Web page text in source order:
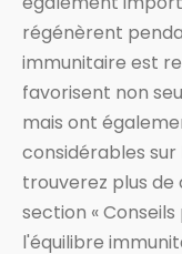
régénèrent
immunitaire est
favorisent non
mais ont
considérables
trouverez plus de
section «
l'équilibre